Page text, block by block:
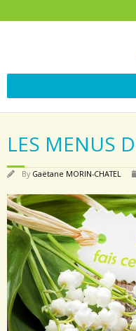
LES MENUS
By Gaëtane MORIN-CHATEL